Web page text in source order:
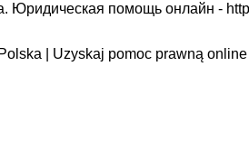
Юридическая помощь онлайн -
| Uzyskaj pomoc prawną